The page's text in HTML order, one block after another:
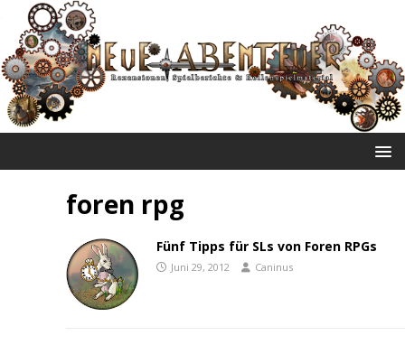
foren rpg
Fünf Tipps für SLs von Foren RPGs
Juni 29, 2012 Caninus